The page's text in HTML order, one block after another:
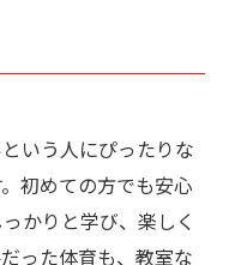
いう人にぴったりな
初めての方でも安心
かりと学び、楽しく
った体育も、教室な